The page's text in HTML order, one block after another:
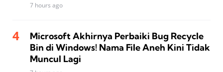
7 hours ago
Microsoft Akhirnya Perbaiki Bug Recycle
Bin di Windows! Nama File Aneh Kini Tidak
Muncul Lagi